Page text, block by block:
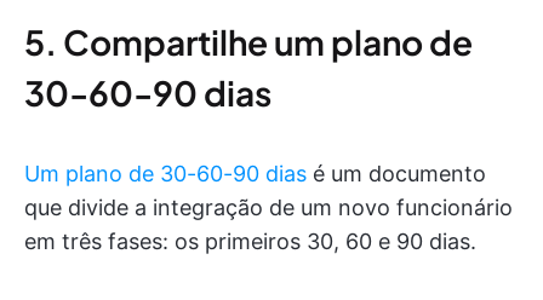
5. Compartilhe um plano de
30-60-90 dias
Um plano de 30-60-90 dias é um documento
que divide a integração de um novo funcionário
em três fases: os primeiros 30, 60 e 90 dias.